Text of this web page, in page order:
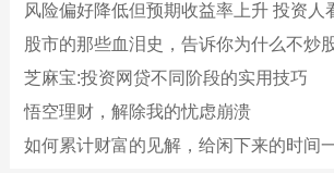
风险偏好降低但预期收益率上升 投资人
股市的那些血泪史，告诉你为什么不炒
芝麻宝:投资网贷不同阶段的实用技巧
悟空理财，解除我的忧虑崩溃
如何累计财富的见解，给闲下来的时间